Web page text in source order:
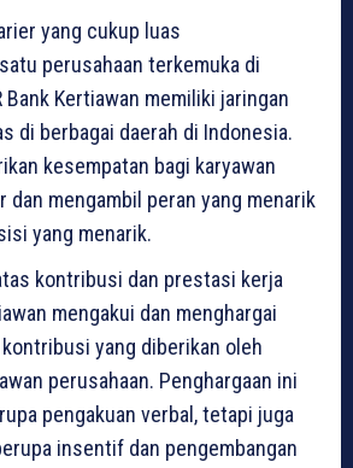
yang cukup luas
perusahaan terkemuka di
Bank Kertiawan memiliki jaringan
di berbagai daerah di Indonesia.
kesempatan bagi karyawan
dan mengambil peran yang menarik
yang menarik.
kontribusi dan prestasi kerja
mengakui dan menghargai
yang diberikan oleh
perusahaan. Penghargaan ini
pengakuan verbal, tetapi juga
insentif dan pengembangan